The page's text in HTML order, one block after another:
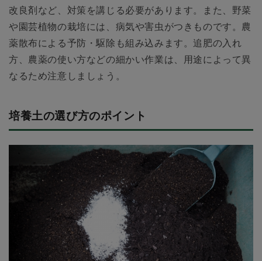
改良剤など、対策を講じる必要があります。また、野菜
や園芸植物の栽培には、病気や害虫がつきものです。農
薬散布による予防・駆除も組み込みます。追肥の入れ
方、農薬の使い方などの細かい作業は、用途によって異
なるため注意しましょう。
培養土の選び方のポイント